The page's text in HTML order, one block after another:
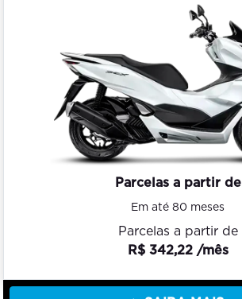
Parcelas a partir de
Em até 80 meses
Parcelas a partir de
R$ 342,22 /mês